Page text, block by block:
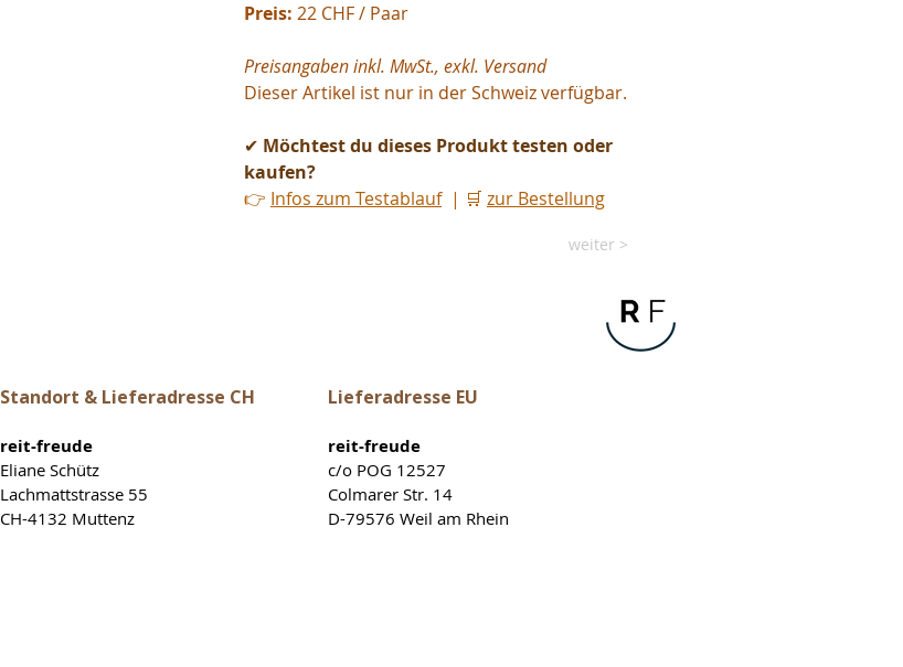
Preis: 22 CHF / Paar
Preisangaben inkl. MwSt., exkl. Versand
Dieser Artikel ist nur in der Schweiz verfügbar.
✔ Möchtest du dieses Produkt testen oder
kaufen?
👉 Infos zum Testablauf | 🛒 zur Bestellung
weiter >
Standort & Lieferadresse CH
reit-freude
Eliane Schütz
Lachmattstrasse 55
CH-4132 Muttenz
Lieferadresse EU
reit-freude
c/o POG 12527
Colmarer Str. 14
D-79576 Weil am Rhein